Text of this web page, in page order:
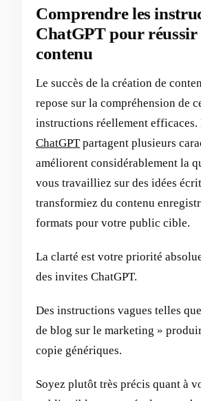
Comprendre les
ChatGPT pour réussir
contenu
Le succès de la création de
repose sur la compréhension de
instructions réellement efficaces.
ChatGPTpartagent plusieurs
améliorent considérablement la
vous travailliez sur des idées
transformiez du contenu
formats pour votre public cible.
La clarté est votre priorité
des invites ChatGPT.
Des instructions vagues telles
de blog sur le marketing »
copie génériques.
Soyez plutôt très précis quant à